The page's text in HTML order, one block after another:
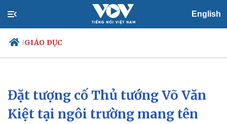
English
/GIÁO DỤC
Chính trị
Đảng
Tổ chức nhân sự
Xã hội
Dự báo thời tiết
Đặt tượng cố Thủ tướng Võ Văn
Kiệt tại ngôi trường mang tên